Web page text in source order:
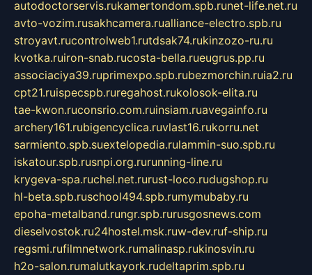
autodoctorservis.rukamertondom.spb.runet-life.net.ru
avto-vozim.rusakhcamera.rualliance-electro.spb.ru
stroyavt.rucontrolweb1.rutdsak74.rukinzozo-ru.ru
kvotka.ruiron-snab.rucosta-bella.rueugrus.pp.ru
associaciya39.ruprimexpo.spb.rubezmorchin.ruia2.ru
cpt21.ruispecspb.ruregahost.rukolosok-elita.ru
tae-kwon.ruconsrio.com.ruinsiam.ruavegainfo.ru
archery161.rubigencyclica.ruvlast16.rukorru.net
sarmiento.spb.suextelopedia.rulammin-suo.spb.ru
iskatour.spb.rusnpi.org.rurunning-line.ru
krygeva-spa.ruchel.net.rurust-loco.rudugshop.ru
hl-beta.spb.ruschool494.spb.rumymubaby.ru
epoha-metalband.rungr.spb.rurusgosnews.com
dieselvostok.ru24hostel.msk.ruw-dev.ruf-ship.ru
regsmi.rufilmnetwork.rumalinasp.rukinosvin.ru
h2o-salon.rumalutkayork.rudeltaprim.spb.ru